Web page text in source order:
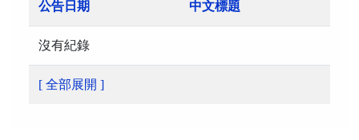
公告日期 中文標題
沒有紀錄
[ 全部展開 ]